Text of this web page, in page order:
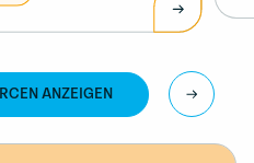
ANZEIGEN